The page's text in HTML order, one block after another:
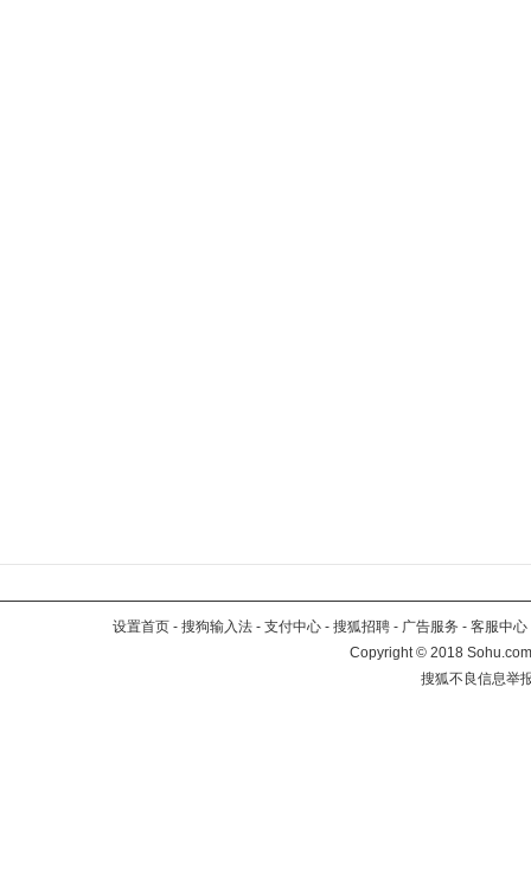
设置首页 - 搜狗输入法 - 支付中心 - 搜狐招聘 - 广告服务 - 客服中心
Copyright©2018
搜狐不良信息举